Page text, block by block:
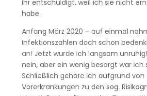
ihr entschuldigt, weil ich sie nicht
habe.
Anfang März 2020 – auf einmal
Infektionszahlen doch schon
an! Jetzt wurde ich langsam unruhig!
nein, aber ein wenig besorgt war ich
Schließlich gehöre ich aufgrund von
Vorerkrankungen zu den sog.